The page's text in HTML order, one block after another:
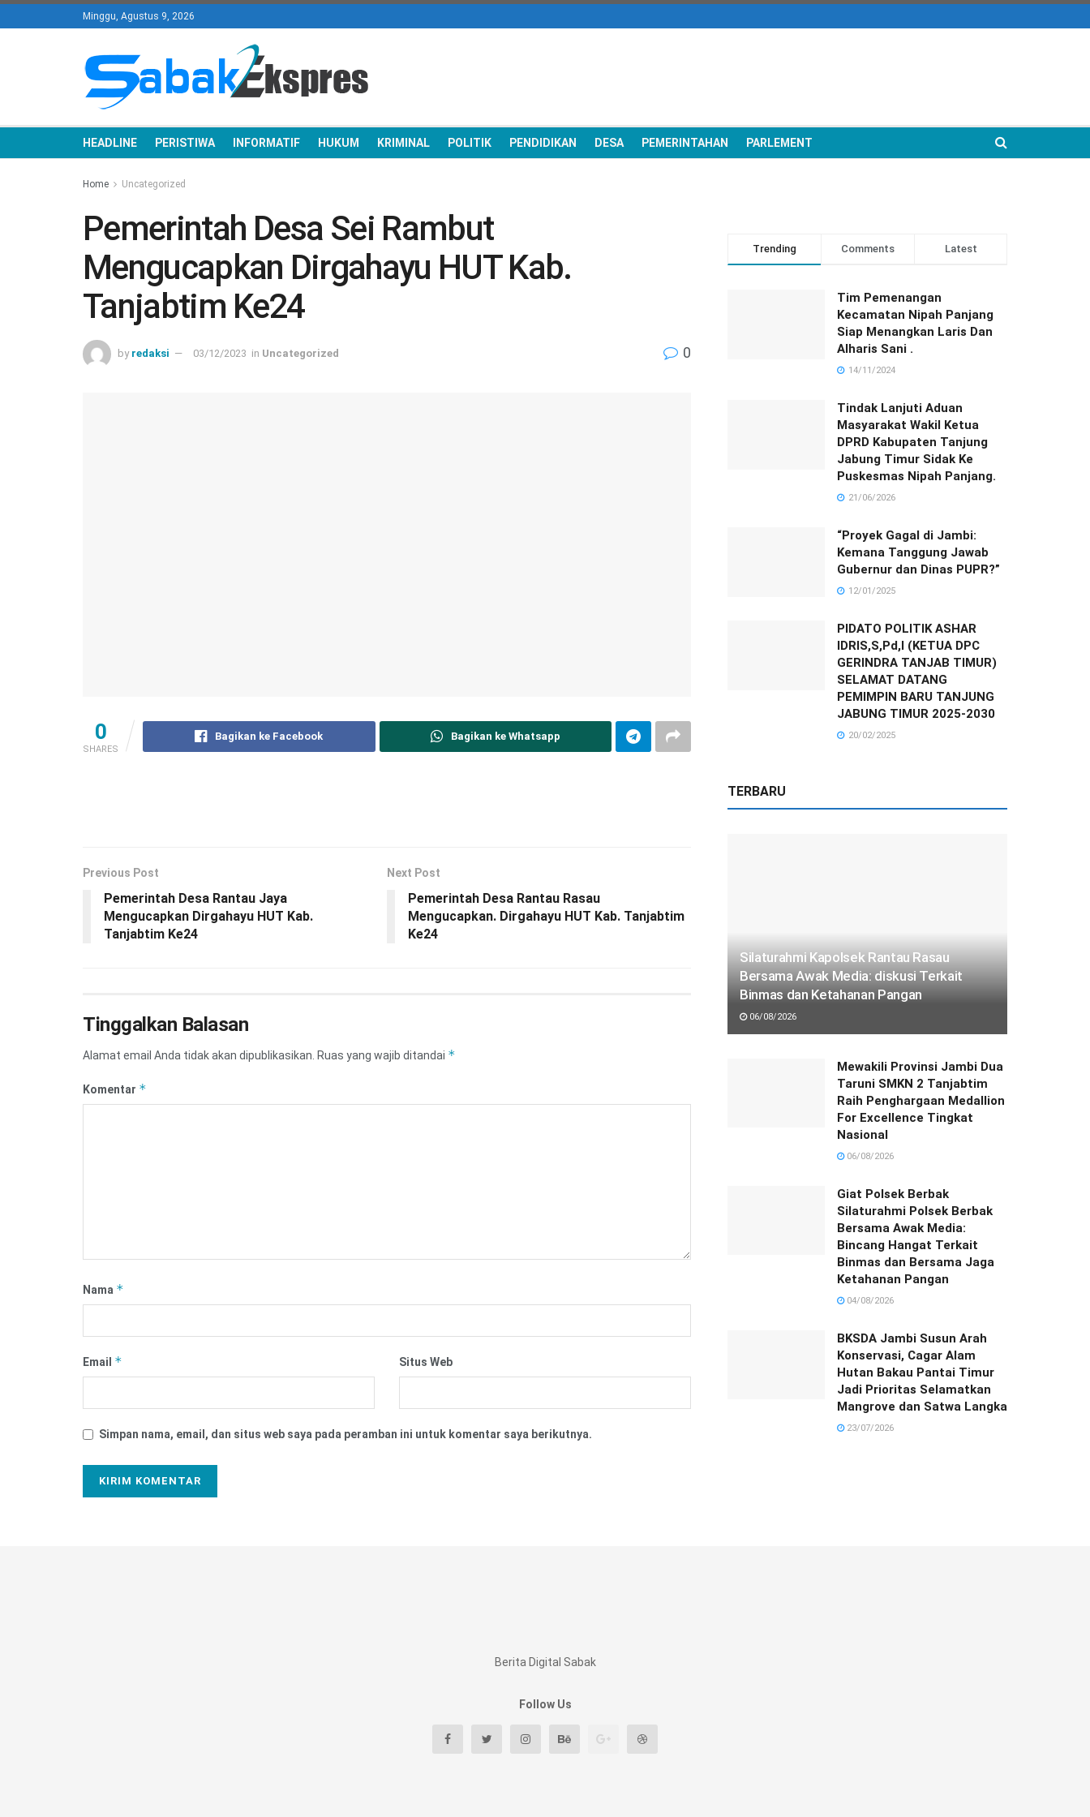
Minggu, Agustus 9, 2026
HEADLINE PERISTIWA INFORMATIF HUKUM KRIMINAL POLITIK PENDIDIKAN DESA PEMERINTAHAN PARLEMENT
Home Uncategorized
Pemerintah Desa Sei Rambut
Mengucapkan Dirgahayu HUT Kab.
Tanjabtim Ke24
by redaksi 03/12/2023 in Uncategorized 0
0
SHARES
Bagikan ke Facebook Bagikan ke Whatsapp
Previous Post
Pemerintah Desa Rantau Jaya
Mengucapkan Dirgahayu HUT Kab.
Tanjabtim Ke24
Next Post
Pemerintah Desa Rantau Rasau
Mengucapkan. Dirgahayu HUT Kab. Tanjabtim
Ke24
Tinggalkan Balasan
Alamat email Anda tidak akan dipublikasikan. Ruas yang wajib ditandai *
Komentar *
Nama *
Email * Situs Web
Simpan nama, email, dan situs web saya pada peramban ini untuk komentar saya berikutnya.
Trending Comments Latest
Tim Pemenangan
Kecamatan Nipah Panjang
Siap Menangkan Laris Dan
Alharis Sani .
14/11/2024
Tindak Lanjuti Aduan
Masyarakat Wakil Ketua
DPRD Kabupaten Tanjung
Jabung Timur Sidak Ke
Puskesmas Nipah Panjang.
21/06/2026
“Proyek Gagal di Jambi:
Kemana Tanggung Jawab
Gubernur dan Dinas PUPR?”
12/01/2025
PIDATO POLITIK ASHAR
IDRIS,S,Pd,I (KETUA DPC
GERINDRA TANJAB TIMUR)
SELAMAT DATANG
PEMIMPIN BARU TANJUNG
JABUNG TIMUR 2025-2030
20/02/2025
TERBARU
Silaturahmi Kapolsek Rantau Rasau
Bersama Awak Media: diskusi Terkait
Binmas dan Ketahanan Pangan
06/08/2026
Mewakili Provinsi Jambi Dua
Taruni SMKN 2 Tanjabtim
Raih Penghargaan Medallion
For Excellence Tingkat
Nasional
06/08/2026
Giat Polsek Berbak
Silaturahmi Polsek Berbak
Bersama Awak Media:
Bincang Hangat Terkait
Binmas dan Bersama Jaga
Ketahanan Pangan
04/08/2026
BKSDA Jambi Susun Arah
Konservasi, Cagar Alam
Hutan Bakau Pantai Timur
Jadi Prioritas Selamatkan
Mangrove dan Satwa Langka
23/07/2026
Berita Digital Sabak
Follow Us